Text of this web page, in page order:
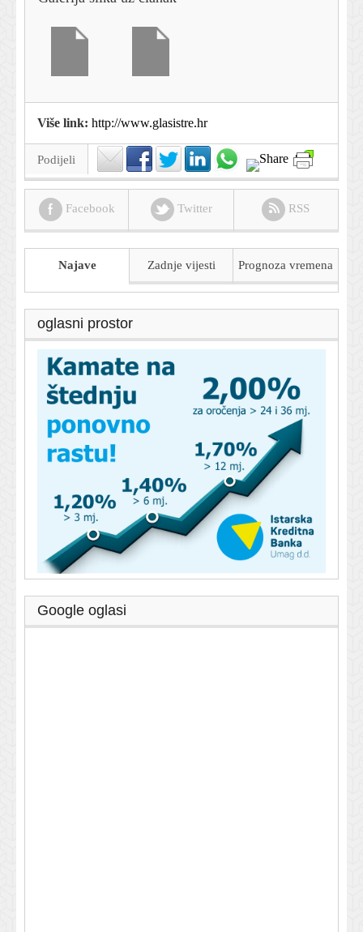
Više link: http://www.glasistre.hr
Podijeli
Facebook Twitter RSS
Najave Zadnje vijesti Prognoza vremena
oglasni prostor
Google oglasi